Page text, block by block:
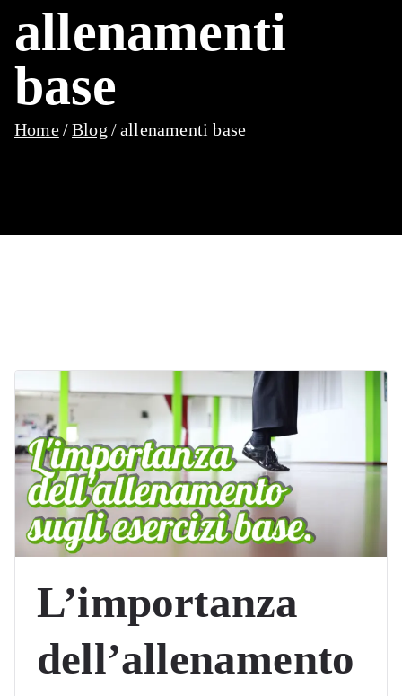
allenamenti
base
Home Blog allenamenti base
L’importanza
dell’allenamento